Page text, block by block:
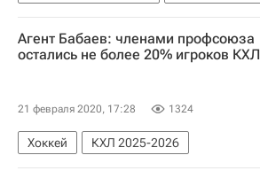
Агент Бабаев: членами профсоюза
остались не более 20% игроков КХЛ
21 февраля 2020, 17:28 1324
Хоккей КХЛ 2025-2026